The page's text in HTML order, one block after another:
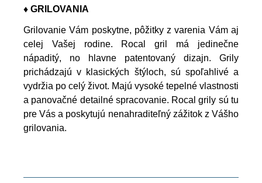
♦ GRILOVANIA
Grilovanie Vám poskytne, pôžitky z varenia Vám aj
celej Vašej rodine. Rocal gril má jedinečne
nápaditý, no hlavne patentovaný dizajn. Grily
prichádzajú v klasických štýloch, sú spoľahlivé a
vydržia po celý život. Majú vysoké tepelné vlastnosti
a panovačné detailné spracovanie. Rocal grily sú tu
pre Vás a poskytujú nenahraditeľný zážitok z Vášho
grilovania.